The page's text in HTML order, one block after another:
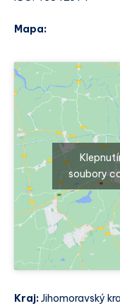
Mapa:
soubory
Kraj:Jihomoravský